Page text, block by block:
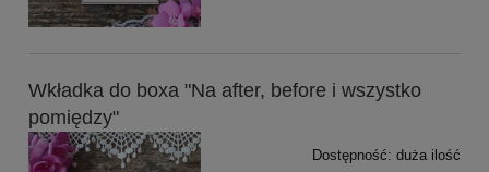
Wkładka do boxa "Na after, before i wszystko
pomiędzy"
Dostępność: duża ilość